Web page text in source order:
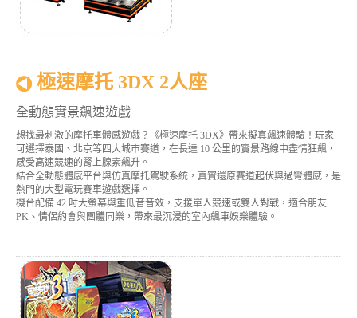
極速摩托 3DX 2人座
全動態實景飆速遊戲
想找最刺激的摩托車體感遊戲？《極速摩托 3DX》帶來擬真飆速體驗！玩家
可選擇泰國、北京等四大城市賽道，在長達 10 公里的實景路線中盡情狂飆，
感受高速競速的腎上腺素飆升。
結合全動態體感平台與仿真摩托駕駛系統，真實還原賽道起伏與過彎體感，是
熱門的大型電玩賽車遊戲選擇。
機台配備 42 吋大螢幕與重低音音效，支援單人競速或雙人對戰，適合朋友
PK、情侶約會與團體同樂，帶來最沉浸的室內飆車娛樂體驗。